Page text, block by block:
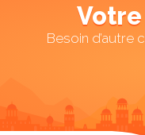
Besoin d’autre